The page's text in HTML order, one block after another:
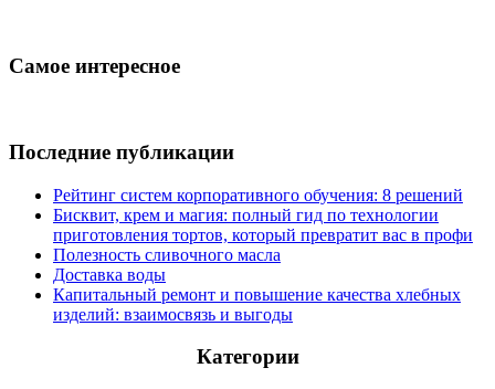
Самое интересное
Последние публикации
Рейтинг систем корпоративного обучения: 8 решений
Бисквит, крем и магия: полный гид по технологии
приготовления тортов, который превратит вас в профи
Полезность сливочного масла
Доставка воды
Капитальный ремонт и повышение качества хлебных
изделий: взаимосвязь и выгоды
Категории